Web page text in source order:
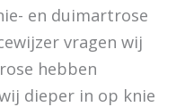
en duimartrose
vragen wij
hebben
dieper in op knie